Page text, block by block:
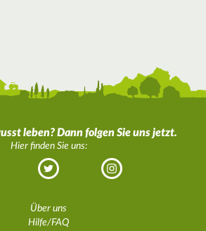
leben? Dann folgen Sie uns jetzt.
Hier finden Sie uns:
Twitter Instagram
Über uns
Hilfe/FAQ